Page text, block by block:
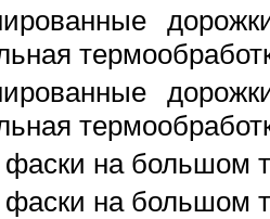
на большом
на большом